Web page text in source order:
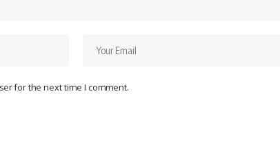
for the next time I comment.